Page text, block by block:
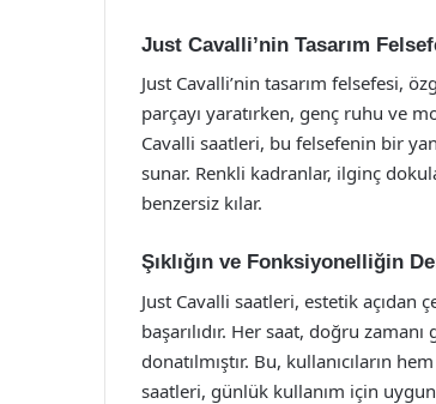
Just Cavalli’nin Tasarım
Just Cavalli’nin tasarım felsefesi,
parçayı yaratırken, genç ruhu ve
Cavalli saatleri, bu felsefenin bir
sunar. Renkli kadranlar, ilginç
benzersiz kılar.
Şıklığın ve Fonksiyonelliğin
Just Cavalli saatleri, estetik açıdan
başarılıdır. Her saat, doğru
donatılmıştır. Bu, kullanıcıların
saatleri, günlük kullanım için uygun